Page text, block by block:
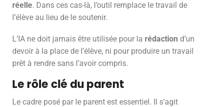
réelle. Dans ces cas-là, l’outil remplace le travail de
l’élève au lieu de le soutenir.
L’IA ne doit jamais être utilisée pour la rédaction d’un
devoir à la place de l’élève, ni pour produire un travail
prêt à rendre sans l’avoir compris.
Le rôle clé du parent
Le cadre posé par le parent est essentiel. Il s’agit